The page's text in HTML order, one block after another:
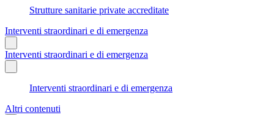
Strutture sanitarie private accreditate
Interventi straordinari e di emergenza
Interventi straordinari e di emergenza
Interventi straordinari e di emergenza
Altri contenuti